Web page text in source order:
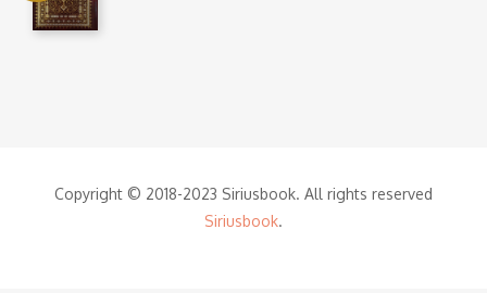
Copyright © 2018-2023 Siriusbook. All rights reserved
Siriusbook.